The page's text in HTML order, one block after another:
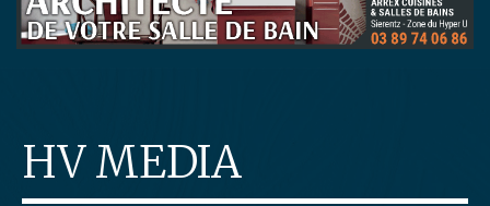
HV MEDIA